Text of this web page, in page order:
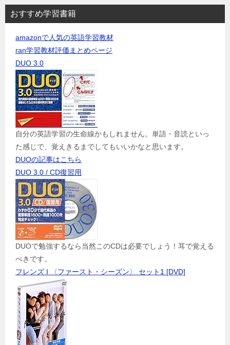
おすすめ学習書籍
amazonで人気の英語学習教材
ran学習教材評価まとめページ
DUO 3.0
自分の英語学習の生命線かもしれません。単語・音読といっ
た感じで、覚えきるまでしてもいいかなと思います。
DUOの記事はこちら
DUO 3.0 / CD復習用
DUOで勉強するなら当然このCDは必要でしょう！耳で覚える
べきです。
フレンズ I 〈ファースト・シーズン〉 セット1 [DVD]